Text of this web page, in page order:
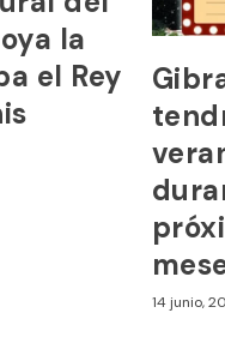
la
el Rey
14 junio,